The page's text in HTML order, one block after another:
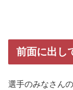
前面に出し
選手のみなさんの